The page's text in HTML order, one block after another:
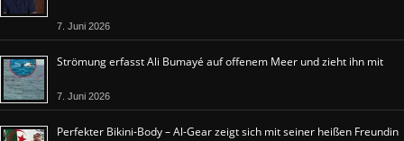
7. Juni 2026
Strömung erfasst Ali Bumayé auf offenem Meer und zieht ihn mit
7. Juni 2026
Perfekter Bikini-Body – Al-Gear zeigt sich mit seiner heißen Freundin